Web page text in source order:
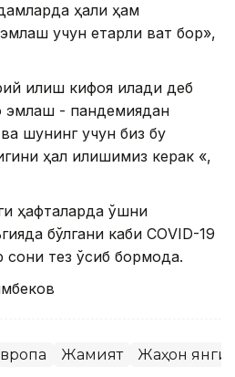
ҳали ҳам
учун етарли вақт бор»,
қилиш кифоя қилади деб
эмлаш - пандемиядан
шунинг учун биз бу
ҳал қилишимиз керак «,
ҳафталарда қўшни
бўлгани каби CОVID-19
сони тез ўсиб бормоқда.
Жамият Жаҳон